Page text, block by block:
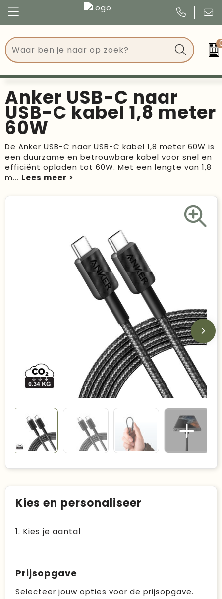
Tassen
Drinkwaren
Events
Give Aways
Geschenken
Kantoorartikelen
Duurzame keuzes
Made in Europe
Congres
Events
Kerst
Verjaardagen
Voetbal, EK en WK
Anker USB-C naar
USB-C kabel 1,8 meter
60W
De Anker USB-C naar USB-C kabel 1,8 meter 60W is
een duurzame en betrouwbare kabel voor snel en
efficiënt opladen tot 60W. Met een lengte van 1,8
m...
Kies en personaliseer
1. Kies je aantal
Prijsopgave
Selecteer jouw opties voor de prijsopgave.